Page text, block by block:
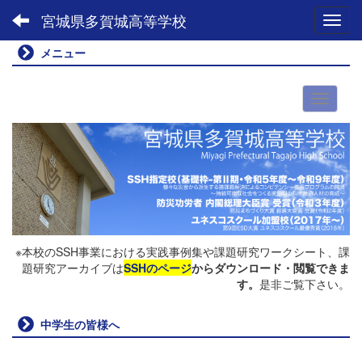
宮城県多賀城高等学校
メニュー
※本校のSSH事業における実践事例集や課題研究ワークシート、課
題研究アーカイブはSSHのページからダウンロード・閲覧できま
す。 是非ご覧下さい。
中学生の皆様へ